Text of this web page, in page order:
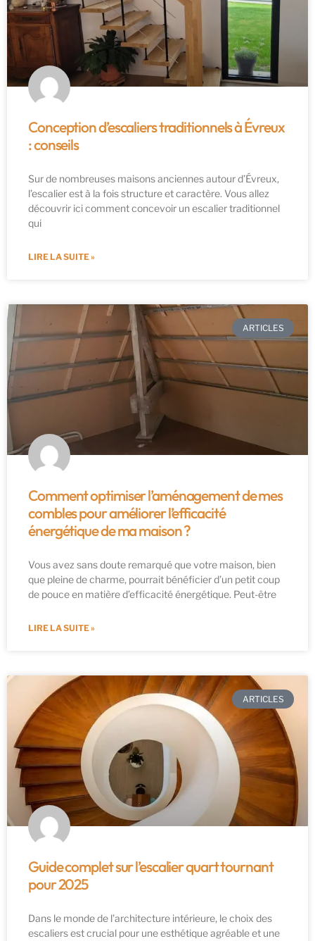
Conception d’escaliers traditionnels à Évreux
: conseils
Sur de nombreuses maisons anciennes autour d’Évreux,
l’escalier est à la fois structure et caractère. Vous allez
découvrir ici comment concevoir un escalier traditionnel
qui
LIRE LA SUITE »
ARTICLES
Comment optimiser l’aménagement de mes
combles pour améliorer l’efficacité
énergétique de ma maison ?
Vous avez sans doute remarqué que votre maison, bien
que pleine de charme, pourrait bénéficier d’un petit coup
de pouce en matière d’efficacité énergétique. Peut-être
LIRE LA SUITE »
ARTICLES
Guide complet sur l’escalier quart tournant
pour 2025
Dans le monde de l’architecture intérieure, le choix des
escaliers est crucial pour une esthétique agréable et une